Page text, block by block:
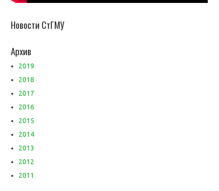
Новости СтГМУ
Архив
2019
2018
2017
2016
2015
2014
2013
2012
2011